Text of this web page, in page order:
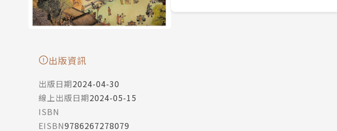
出版資訊
出版日期2024-04-30
線上出版日期2024-05-15
ISBN
EISBN9786267278079